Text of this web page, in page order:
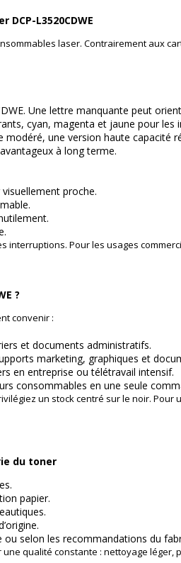
L3520CDWE
laser. Contrairement aux
Une lettre manquante peut
cyan, magenta et jaune pour les
modéré, une version haute capacité
à long terme.
proche.
interruptions. Pour les usages
?
convenir :
et documents administratifs.
marketing, graphiques et
en entreprise ou télétravail intensif.
consommables en une seule
un stock centré sur le noir.
du toner
papier.
selon les recommandations du
qualité constante : nettoyage